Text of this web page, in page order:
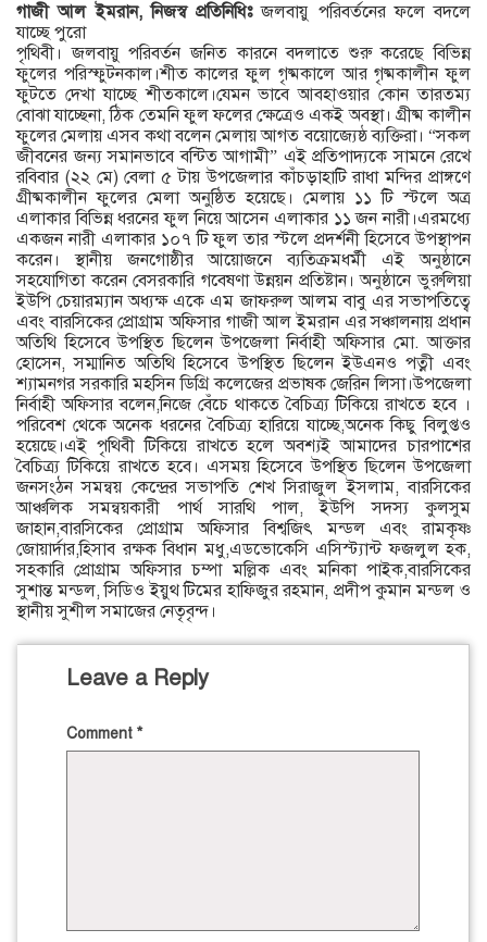
গাজী আল ইমরান, নিজস্ব প্রতিনিধিঃজলবায়ু পরিবর্তনের ফলে বদলে
যাচ্ছে পুরো
পৃথিবী। জলবায়ু পরিবর্তন জনিত কারনে বদলাতে শুরু করেছে বিভিন্ন
ফুলের পরিস্ফুটনকাল।শীত কালের ফুল গৃষ্মকালে আর গৃষ্মকালীন ফুল
ফুটতে দেখা যাচ্ছে শীতকালে।যেমন ভাবে আবহাওয়ার কোন তারতম্য
বোঝা যাচ্ছেনা, ঠিক তেমনি ফুল ফলের ক্ষেত্রেও একই অবস্থা। গ্রীষ্ম কালীন
ফুলের মেলায় এসব কথা বলেন মেলায় আগত বয়োজ্যেষ্ঠ ব্যক্তিরা। “সকল
জীবনের জন্য সমানভাবে বন্টিত আগামী” এই প্রতিপাদ্যকে সামনে রেখে
রবিবার (২২ মে) বেলা ৫ টায় উপজেলার কাঁচড়াহাটি রাধা মন্দির প্রাঙ্গণে
গ্রীষ্মকালীন ফুলের মেলা অনুষ্ঠিত হয়েছে। মেলায় ১১ টি স্টলে অত্র
এলাকার বিভিন্ন ধরনের ফুল নিয়ে আসেন এলাকার ১১ জন নারী।এরমধ্যে
একজন নারী এলাকার ১০৭ টি ফুল তার স্টলে প্রদর্শনী হিসেবে উপস্থাপন
করেন। স্থানীয় জনগোষ্ঠীর আয়োজনে ব্যতিক্রমধর্মী এই অনুষ্ঠানে
সহযোগিতা করেন বেসরকারি গবেষণা উন্নয়ন প্রতিষ্টান। অনুষ্ঠানে ভুরুলিয়া
ইউপি চেয়ারম্যান অধ্যক্ষ একে এম জাফরুল আলম বাবু এর সভাপতিত্বে
এবং বারসিকের প্রোগ্রাম অফিসার গাজী আল ইমরান এর সঞ্চালনায় প্রধান
অতিথি হিসেবে উপস্থিত ছিলেন উপজেলা নির্বাহী অফিসার মো. আক্তার
হোসেন, সম্মানিত অতিথি হিসেবে উপস্থিত ছিলেন ইউএনও পত্নী এবং
শ্যামনগর সরকারি মহসিন ডিগ্রি কলেজের প্রভাষক জেরিন লিসা।উপজেলা
নির্বাহী অফিসার বলেন,নিজে বেঁচে থাকতে বৈচিত্র্য টিকিয়ে রাখতে হবে ।
পরিবেশ থেকে অনেক ধরনের বৈচিত্র্য হারিয়ে যাচ্ছে,অনেক কিছু বিলুপ্তও
হয়েছে।এই পৃথিবী টিকিয়ে রাখতে হলে অবশ্যই আমাদের চারপাশের
বৈচিত্র্য টিকিয়ে রাখতে হবে। এসময় হিসেবে উপস্থিত ছিলেন উপজেলা
জনসংঠন সমন্বয় কেন্দ্রের সভাপতি শেখ সিরাজুল ইসলাম, বারসিকের
আঞ্চলিক সমন্বয়কারী পার্থ সারথি পাল, ইউপি সদস্য কুলসুম
জাহান,বারসিকের প্রোগ্রাম অফিসার বিশ্বজিৎ মন্ডল এবং রামকৃষ্ণ
জোয়ার্দার,হিসাব রক্ষক বিধান মধু,এডভোকেসি এসিস্ট্যান্ট ফজলুল হক,
সহকারি প্রোগ্রাম অফিসার চম্পা মল্লিক এবং মনিকা পাইক,বারসিকের
সুশান্ত মন্ডল, সিডিও ইয়ুথ টিমের হাফিজুর রহমান, প্রদীপ কুমান মন্ডল ও
স্থানীয় সুশীল সমাজের নেতৃবৃন্দ।
Leave a Reply
Comment *